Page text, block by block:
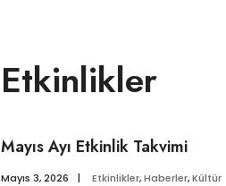
Etkinlikler
Mayıs Ayı Etkinlik Takvimi
Mayıs 3, 2026 | Etkinlikler,Haberler,Kültür